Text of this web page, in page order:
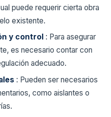
puede requerir cierta obra
existente.
y control : Para asegurar
es necesario contar con
adecuado.
: Pueden ser necesarios
como aislantes o